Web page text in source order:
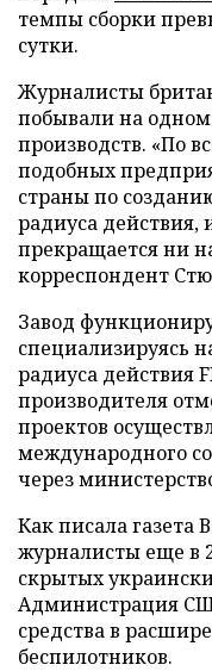
темпы сборки
сутки.
Журналисты
побывали на
производств. «По
подобных
страны по
радиуса действия,
прекращается ни
корреспондент
Завод
специализируясь
радиуса действия
производителя
проектов
международного
через
Как писала газета
журналисты еще в
скрытых
Администрация
средства в
беспилотников.